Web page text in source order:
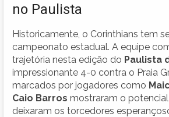
no Paulista
Historicamente, o Corinthians tem
campeonato estadual. A equipe
trajetória nesta edição do Paulista
impressionante 4-0 contra o Praia
marcados por jogadores como
Caio Barros mostraram o
deixaram os torcedores